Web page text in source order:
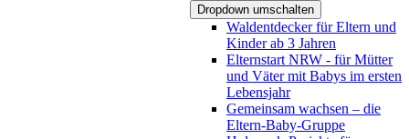
Dropdown umschalten
Waldentdecker für Eltern und
Kinder ab 3 Jahren
Elternstart NRW - für Mütter
und Väter mit Babys im ersten
Lebensjahr
Gemeinsam wachsen – die
Eltern-Baby-Gruppe